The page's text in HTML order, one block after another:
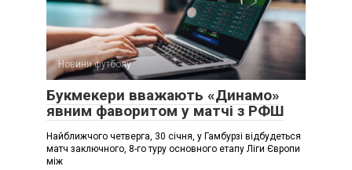
Новини футболу
Букмекери вважають «Динамо»
явним фаворитом у матчі з РФШ
Найближчого четверга, 30 січня, у Гамбурзі відбудеться
матч заключного, 8-го туру основного етапу Ліги Європи
між